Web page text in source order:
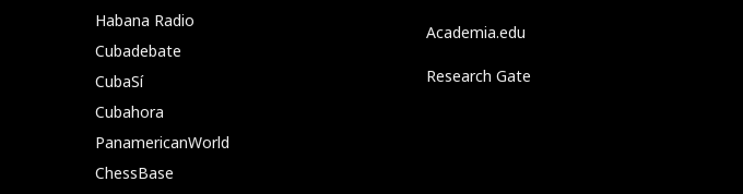
Habana Radio
Cubadebate
CubaSí
Cubahora
PanamericanWorld
ChessBase
Academia.edu
Research Gate